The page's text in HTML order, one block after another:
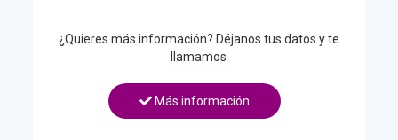
¿Quieres más información? Déjanos tus datos y te
llamamos
Más información